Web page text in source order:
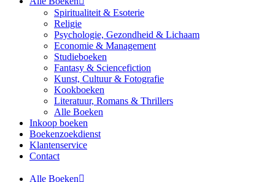
Spiritualiteit & Esoterie
Religie
Psychologie, Gezondheid & Lichaam
Economie & Management
Studieboeken
Fantasy & Sciencefiction
Kunst, Cultuur & Fotografie
Kookboeken
Literatuur, Romans & Thrillers
Alle Boeken
Inkoop boeken
Boekenzoekdienst
Klantenservice
Contact
Alle Boeken